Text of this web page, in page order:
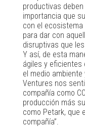
productivas
importancia que
con el ecosistema
para dar con
disruptivas que
Y así, de esta
ágiles y eficientes
el medio ambiente
Ventures nos
compañía como
producción más
como Petark, que
compañía”.